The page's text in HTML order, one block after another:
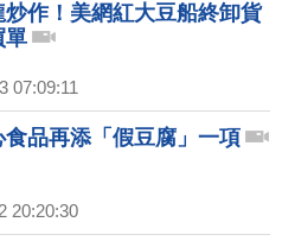
炒作！美網紅大豆船終卸貨
單
07:09:11
食品再添「假豆腐」一項
20:20:30